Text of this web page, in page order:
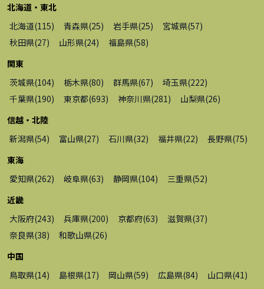
北海道・東北
北海道(115) 青森県(25) 岩手県(25) 宮城県(57)
秋田県(27) 山形県(24) 福島県(58)
関東
茨城県(104) 栃木県(80) 群馬県(67) 埼玉県(222)
千葉県(190) 東京都(693) 神奈川県(281 ) 山梨県(26)
信越・北陸
新潟県(54) 富山県(27) 石川県(32) 福井県(22) 長野県(75)
東海
愛知県(262) 岐阜県(63) 静岡県(104) 三重県(52)
近畿
大阪府(243) 兵庫県(200) 京都府(63) 滋賀県(37)
奈良県(38) 和歌山県(26)
中国
鳥取県(14) 島根県(17) 岡山県(59) 広島県(84) 山口県(41 )